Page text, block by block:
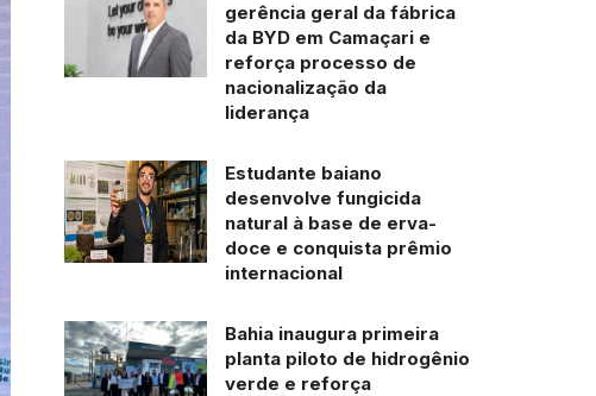
gerência geral da fábrica
da BYD em Camaçari e
reforça processo de
nacionalização da
liderança
Estudante baiano
desenvolve fungicida
natural à base de erva-
doce e conquista prêmio
internacional
Bahia inaugura primeira
planta piloto de hidrogênio
verde e reforça